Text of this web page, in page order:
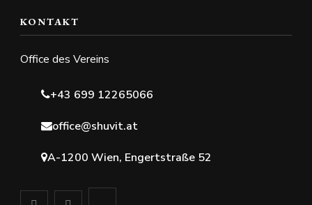
KONTAKT
Office des Vereins
+43 699 12265066
office@shuvit.at
A-1200 Wien, Engertstraße 52